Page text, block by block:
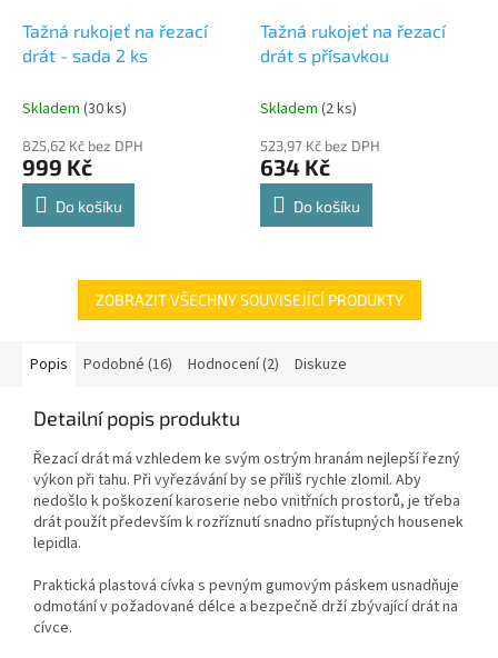
Tažná rukojeť na řezací
drát - sada 2 ks
Skladem (30 ks)
825,62 Kč bez DPH
999 Kč
Do košíku
Tažná rukojeť na řezací
drát s přísavkou
Skladem (2 ks)
523,97 Kč bez DPH
634 Kč
Do košíku
ZOBRAZIT VŠECHNY SOUVISEJÍCÍ PRODUKTY
Popis Podobné (16) Hodnocení (2) Diskuze
Detailní popis produktu
Řezací drát má vzhledem ke svým ostrým hranám nejlepší řezný
výkon při tahu. Při vyřezávání by se příliš rychle zlomil. Aby
nedošlo k poškození karoserie nebo vnitřních prostorů, je třeba
drát použít především k rozříznutí snadno přístupných housenek
lepidla.
Praktická plastová cívka s pevným gumovým páskem usnadňuje
odmotání v požadované délce a bezpečně drží zbývající drát na
cívce.